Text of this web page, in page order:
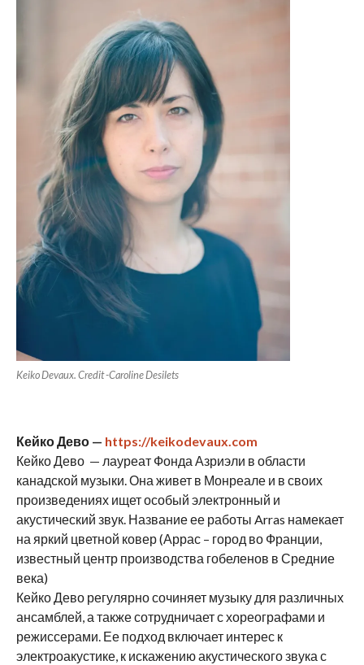
Keiko Devaux. Credit -Caroline Desilets
Кейко Дево — https://keikodevaux.com
Кейко Дево — лауреат Фонда Азриэли в области
канадской музыки. Она живет в Монреале и в своих
произведениях ищет особый электронный и
акустический звук. Название ее работы Arras намекает
на яркий цветной ковер (Аррас – город во Франции,
известный центр производства гобеленов в Средние
века)
Кейко Дево регулярно сочиняет музыку для различных
ансамблей, а также сотрудничает с хореографами и
режиссерами. Ее подход включает интерес к
электроакустике, к искажению акустического звука с